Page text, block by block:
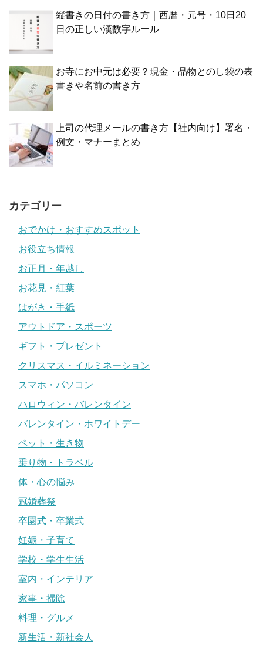
縦書きの日付の書き方｜西暦・元号・10日20
日の正しい漢数字ルール
お寺にお中元は必要？現金・品物とのし袋の表
書きや名前の書き方
上司の代理メールの書き方【社内向け】署名・
例文・マナーまとめ
カテゴリー
おでかけ・おすすめスポット
お役立ち情報
お正月・年越し
お花見・紅葉
はがき・手紙
アウトドア・スポーツ
ギフト・プレゼント
クリスマス・イルミネーション
スマホ・パソコン
ハロウィン・バレンタイン
バレンタイン・ホワイトデー
ペット・生き物
乗り物・トラベル
体・心の悩み
冠婚葬祭
卒園式・卒業式
妊娠・子育て
学校・学生生活
室内・インテリア
家事・掃除
料理・グルメ
新生活・新社会人